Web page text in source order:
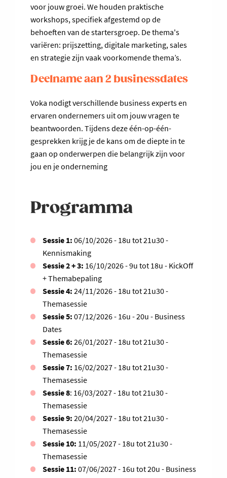
voor jouw groei. We houden praktische
workshops, specifiek afgestemd op de
behoeften van de startersgroep. De thema's
variëren: prijszetting, digitale marketing, sales
en strategie zijn vaak voorkomende thema’s.
Deelname aan 2 businessdates
Voka nodigt verschillende business experts en
ervaren ondernemers uit om jouw vragen te
beantwoorden. Tijdens deze één-op-één-
gesprekken krijg je de kans om de diepte in te
gaan op onderwerpen die belangrijk zijn voor
jou en je onderneming
Programma
Sessie 1: 06/10/2026 - 18u tot 21u30 -
Kennismaking
Sessie 2 + 3: 16/10/2026 - 9u tot 18u - KickOff
+ Themabepaling
Sessie 4: 24/11/2026 - 18u tot 21u30 -
Themasessie
Sessie 5: 07/12/2026 - 16u - 20u - Business
Dates
Sessie 6: 26/01/2027 - 18u tot 21u30 -
Themasessie
Sessie 7: 16/02/2027 - 18u tot 21u30 -
Themasessie
Sessie 8: 16/03/2027 - 18u tot 21u30 -
Themasessie
Sessie 9: 20/04/2027 - 18u tot 21u30 -
Themasessie
Sessie 10: 11/05/2027 - 18u tot 21u30 -
Themasessie
Sessie 11: 07/06/2027 - 16u tot 20u - Business